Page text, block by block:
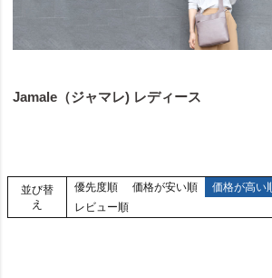
Jamale（ジャマレ) レディース
並び替
え
優先度順 価格が安い順 価格が高い
レビュー順